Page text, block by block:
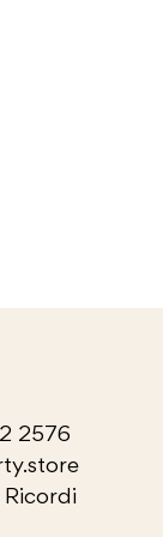
2576
Ricordi